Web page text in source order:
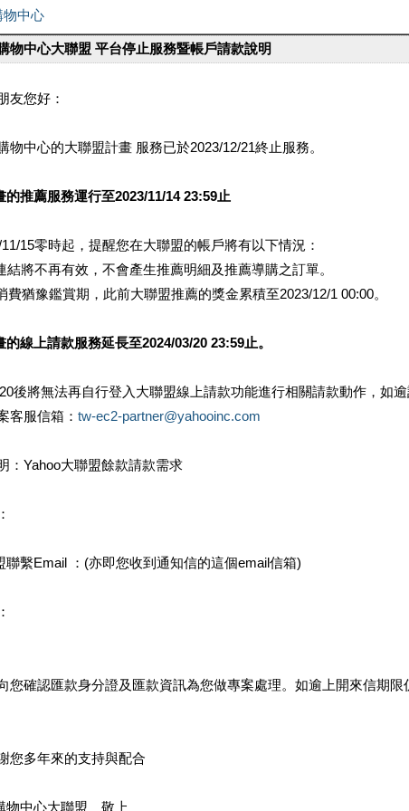
物中心大聯盟 平台停止服務暨帳戶請款說明
友您好：
物中心的大聯盟計畫 服務已於2023/12/21終止服務。
的推薦服務運行至2023/11/14 23:59止
15零時起，提醒您在大聯盟的帳戶將有以下情況：
結將不再有效，不會產生推薦明細及推薦導購之訂單。
費猶豫鑑賞期，此前大聯盟推薦的獎金累積至2023/12/1 00:00。
的線上請款服務延長至2024/03/20 23:59止。
後將無法再自行登入大聯盟線上請款功能進行相關請款動作，如
客服信箱： tw-ec2-partner@yahooinc.com
：Yahoo大聯盟餘款請款需求
聯繫Email ：(亦即您收到通知信的這個email信箱)
您確認匯款身分證及匯款資訊為您做專案處理。如逾上開來信期
您多年來的支持與配合
物中心大聯盟 敬上